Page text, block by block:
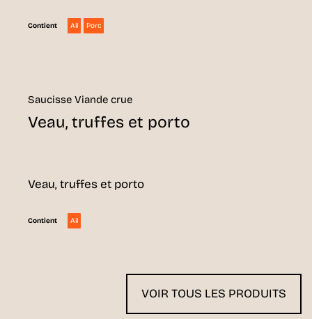
Contient Ail Porc
Saucisse Viande crue
Veau, truffes et porto
Veau, truffes et porto
Contient Ail
VOIR TOUS LES PRODUITS